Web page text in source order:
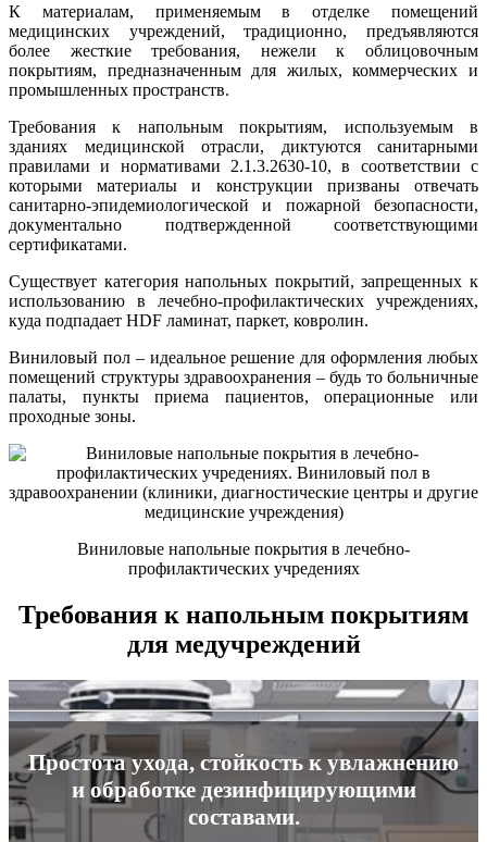
К материалам, применяемым в отделке помещений
медицинских учреждений, традиционно, предъявляются
более жесткие требования, нежели к облицовочным
покрытиям, предназначенным для жилых, коммерческих и
промышленных пространств.
Требования к напольным покрытиям, используемым в
зданиях медицинской отрасли, диктуются санитарными
правилами и нормативами 2.1.3.2630-10, в соответствии с
которыми материалы и конструкции призваны отвечать
санитарно-эпидемиологической и пожарной безопасности,
документально подтвержденной соответствующими
сертификатами.
Существует категория напольных покрытий, запрещенных к
использованию в лечебно-профилактических учреждениях,
куда подпадает HDF ламинат, паркет, ковролин.
Виниловый пол – идеальное решение для оформления любых
помещений структуры здравоохранения – будь то больничные
палаты, пункты приема пациентов, операционные или
проходные зоны.
Виниловые напольные покрытия в лечебно-
профилактических учредениях
Требования к напольным покрытиям
для медучреждений
Простота ухода, стойкость к увлажнению
и обработке дезинфицирующими
составами.